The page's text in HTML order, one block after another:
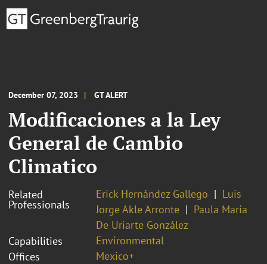
December 07, 2023 GT ALERT
Modificaciones a la Ley
General de Cambio
Climatico
Related
Professionals
Erick Hernández Gallego
Luis
Jorge Akle Arronte
Paula Maria
De Uriarte González
Capabilities
Environmental
Offices
Mexico+